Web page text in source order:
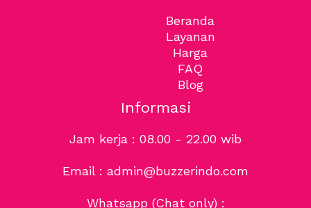
Beranda
Layanan
Harga
FAQ
Blog
Informasi
Jam kerja : 08.00 - 22.00 wib
Email : admin@buzzerindo.com
Whatsapp (Chat only) :